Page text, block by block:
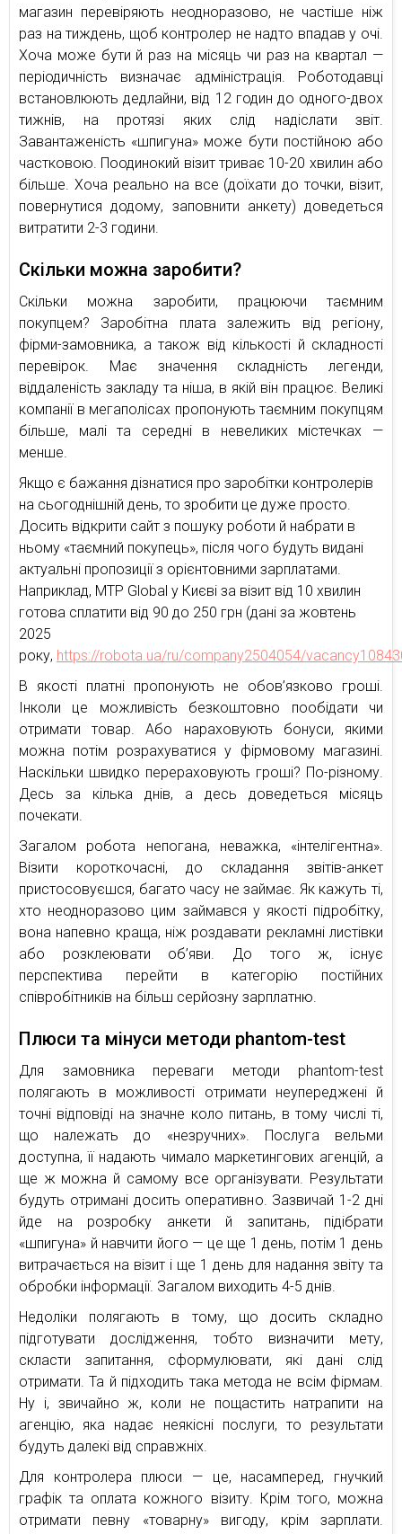
магазин перевіряють неодноразово, не частіше ніж
раз на тиждень, щоб контролер не надто впадав у очі.
Хоча може бути й раз на місяць чи раз на квартал —
періодичність визначає адміністрація. Роботодавці
встановлюють дедлайни, від 12 годин до одного-двох
тижнів, на протязі яких слід надіслати звіт.
Завантаженість «шпигуна» може бути постійною або
частковою. Поодинокий візит триває 10-20 хвилин або
більше. Хоча реально на все (доїхати до точки, візит,
повернутися додому, заповнити анкету) доведеться
витратити 2-3 години.
Скільки можна заробити?
Скільки можна заробити, працюючи таємним
покупцем? Заробітна плата залежить від регіону,
фірми-замовника, а також від кількості й складності
перевірок. Має значення складність легенди,
віддаленість закладу та ніша, в якій він працює. Великі
компанії в мегаполісах пропонують таємним покупцям
більше, малі та середні в невеликих містечках —
менше.
Якщо є бажання дізнатися про заробітки контролерів
на сьогоднішній день, то зробити це дуже просто.
Досить відкрити сайт з пошуку роботи й набрати в
ньому «таємний покупець», після чого будуть видані
актуальні пропозиції з орієнтовними зарплатами.
Наприклад, MTP Global у Києві за візит від 10 хвилин
готова сплатити від 90 до 250 грн (дані за жовтень
2025
року, https://robota.ua/ru/company2504054/
В якості платні пропонують не обов’язково гроші.
Інколи це можливість безкоштовно пообідати чи
отримати товар. Або нараховують бонуси, якими
можна потім розрахуватися у фірмовому магазині.
Наскільки швидко перераховують гроші? По-різному.
Десь за кілька днів, а десь доведеться місяць
почекати.
Загалом робота непогана, неважка, «інтелігентна».
Візити короткочасні, до складання звітів-анкет
пристосовуєшся, багато часу не займає. Як кажуть ті,
хто неодноразово цим займався у якості підробітку,
вона напевно краща, ніж роздавати рекламні листівки
або розклеювати об’яви. До того ж, існує
перспектива перейти в категорію постійних
співробітників на більш серйозну зарплатню.
Плюси та мінуси методи phantom-test
Для замовника переваги методи phantom-test
полягають в можливості отримати неупереджені й
точні відповіді на значне коло питань, в тому числі ті,
що належать до «незручних». Послуга вельми
доступна, її надають чимало маркетингових агенцій, а
ще ж можна й самому все організувати. Результати
будуть отримані досить оперативно. Зазвичай 1-2 дні
йде на розробку анкети й запитань, підібрати
«шпигуна» й навчити його — це ще 1 день, потім 1 день
витрачається на візит і ще 1 день для надання звіту та
обробки інформації. Загалом виходить 4-5 днів.
Недоліки полягають в тому, що досить складно
підготувати дослідження, тобто визначити мету,
скласти запитання, сформулювати, які дані слід
отримати. Та й підходить така метода не всім фірмам.
Ну і, звичайно ж, коли не пощастить натрапити на
агенцію, яка надає неякісні послуги, то результати
будуть далекі від справжніх.
Для контролера плюси — це, насамперед, гнучкий
графік та оплата кожного візиту. Крім того, можна
отримати певну «товарну» вигоду, крім зарплати.